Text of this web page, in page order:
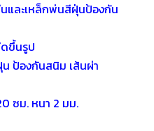
และเหล็กพ่นสีฝุ่นป้องกัน
ขึ้นรูป
ป้องกันสนิม เส้นผ่า
ซม. หนา 2 มม.